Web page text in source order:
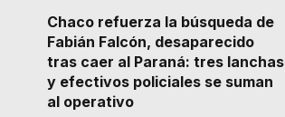
Chaco refuerza la búsqueda de
Fabián Falcón, desaparecido
tras caer al Paraná: tres lanchas
y efectivos policiales se suman
al operativo